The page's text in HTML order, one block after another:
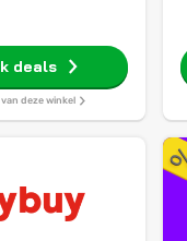
deals
van deze winkel